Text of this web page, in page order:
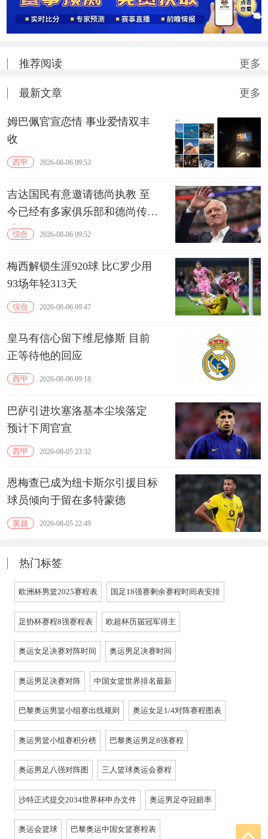
推荐阅读 更多
最新文章 更多
姆巴佩官宣恋情 事业爱情双丰
收
西甲 2026-08-06 09:53
吉达国民有意邀请德尚执教 至
今已经有多家俱乐部和德尚传出
绯闻
综合 2026-08-06 09:52
梅西解锁生涯920球 比C罗少用
93场年轻313天
综合 2026-08-06 09:47
皇马有信心留下维尼修斯 目前
正等待他的回应
西甲 2026-08-06 09:18
巴萨引进坎塞洛基本尘埃落定
预计下周官宣
西甲 2026-08-05 23:32
恩梅查已成为纽卡斯尔引援目标
球员倾向于留在多特蒙德
英超 2026-08-05 22:49
热门标签
欧洲杯男篮2025赛程表 国足18强赛剩余赛程时间表安排
足协杯赛程8强赛程表 欧超杯历届冠军得主
奥运女足决赛对阵时间 奥运男足决赛时间
奥运男足决赛对阵 中国女篮世界排名最新
巴黎奥运男篮小组赛出线规则 奥运女足1/4对阵赛程图表
奥运男篮小组赛积分榜 巴黎奥运男足8强赛程
奥运男足八强对阵图 三人篮球奥运会赛程
沙特正式提交2034世界杯申办文件 奥运男足夺冠赔率
奥运会篮球 巴黎奥运中国女篮赛程表